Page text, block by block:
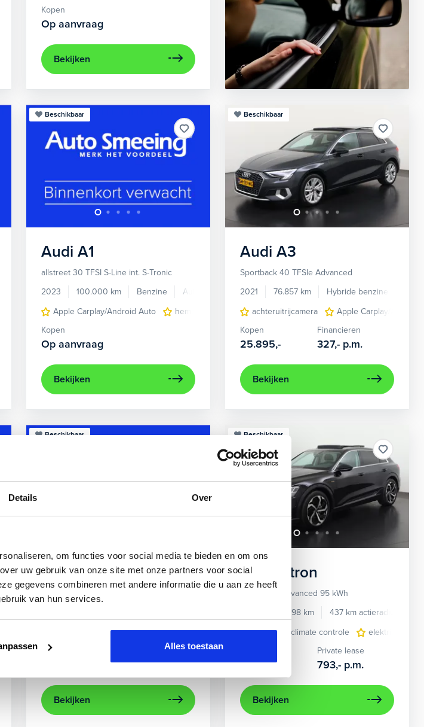
Details Over
om functies voor social media te bieden en om ons
uw gebruik van onze site met onze partners voor social
gegevens combineren met andere informatie die u aan ze heeft
van hun services.
Alles toestaan
Kopen
Op aanvraag
Bekijken
velgen 5-spaaks 17"
voorstoelen verwarmd
Beschikbaar
Audi A1
allstreet 30 TFSI S-Line int. S-Tronic
2023
100.000 km Benzine
Automaat
Apple Carplay/Android Auto
hemelbekleding donker lichtmetalen velgen 7-spaaks 17"
Kopen
Op aanvraag
Bekijken
Beschikbaar
Audi A3
Sportback 40 TFSIe Advanced
2021
76.857 km Hybride benzine
achteruitrijcamera
Apple Carplay/Android
Kopen
25.895,-
Financieren
327,- p.m.
Bekijken
electronic climate controle elektrisch glazen panorama-dak lederen bekleding
Beschikbaar
Audi A3
Sportback 40 TFSIe Advanced
achteruitrijcamera
Apple Carplay/Android Auto electronic climate controle
lichtmetalen
Kopen
Bekijken
Beschikbaar
Audi e-tron
55 quattro Advanced 95 kWh
34.998 km 437 km actieradius
electronic climate controle
elektrisch
36.895,-
Private lease
793,- p.m.
Bekijken